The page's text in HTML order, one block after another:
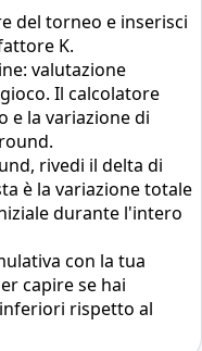
del torneo e inserisci
K.
valutazione
Il calcolatore
e la variazione di
rivedi il delta di
è la variazione totale
durante l'intero
con la tua
capire se hai
rispetto al